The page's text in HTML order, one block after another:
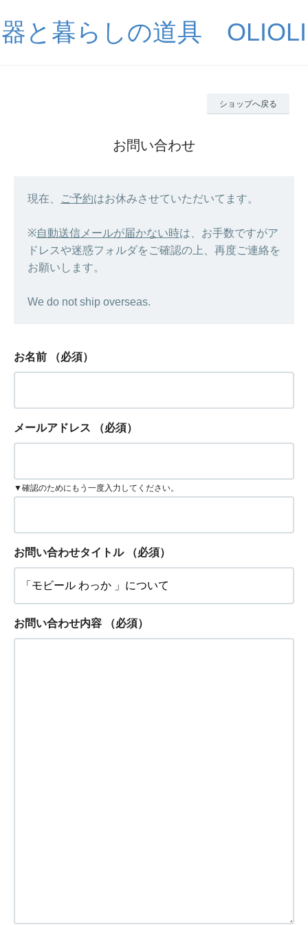
器と暮らしの道具 OLIOLI
ショップへ戻る
お問い合わせ
現在、 ご予約はお休みさせていただいてます。
※自動送信メールが届かない時は、お手数ですがア
ドレスや迷惑フォルダをご確認の上、再度ご連絡を
お願いします。
We do not ship overseas.
お名前 （必須）
メールアドレス （必須）
▼確認のためにもう一度入力してください。
お問い合わせタイトル （必須）
お問い合わせ内容 （必須）